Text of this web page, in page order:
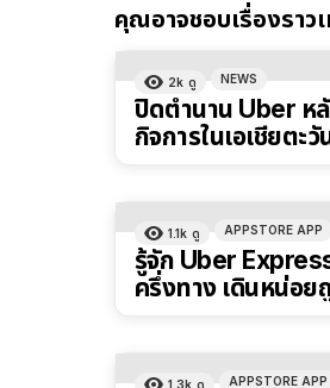
คุณอาจชอบเรื่องราว
2k ดู NEWS
ปิดตำนาน Uber ห
กิจการในเอเชียตะ
1.1k ดู APPSTORE APP
รู้จัก Uber
ครึ่งทาง เดินหน่อย
1.3k ดู APPSTORE APP